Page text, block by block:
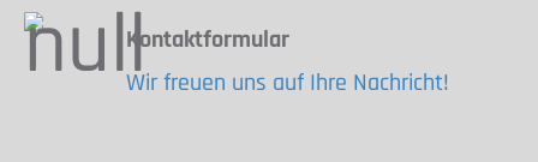
Kontaktformular
Wir freuen uns auf Ihre Nachricht!